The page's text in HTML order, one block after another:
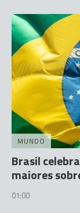
MUNDO
Brasil
maiores
01:00